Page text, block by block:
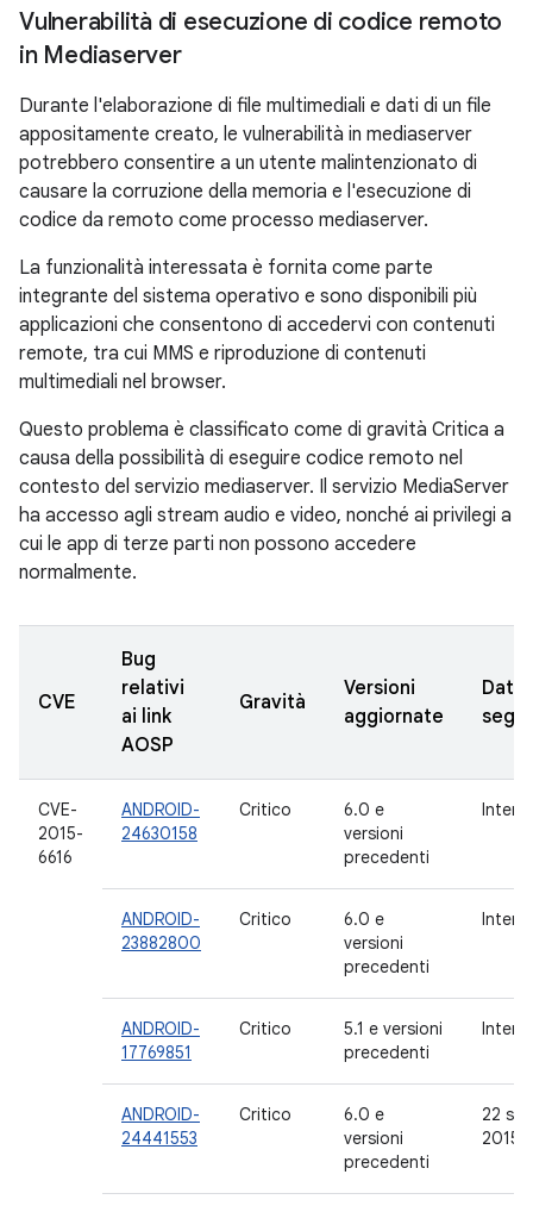
Vulnerabilità di esecuzione di codice remoto
in Mediaserver
Durante l'elaborazione di file multimediali e dati di un file
appositamente creato, le vulnerabilità in mediaserver
potrebbero consentire a un utente malintenzionato di
causare la corruzione della memoria e l'esecuzione di
codice da remoto come processo mediaserver.
La funzionalità interessata è fornita come parte
integrante del sistema operativo e sono disponibili più
applicazioni che consentono di accedervi con contenuti
remote, tra cui MMS e riproduzione di contenuti
multimediali nel browser.
Questo problema è classificato come di gravità Critica a
causa della possibilità di eseguire codice remoto nel
contesto del servizio mediaserver. Il servizio MediaServer
ha accesso agli stream audio e video, nonché ai privilegi a
cui le app di terze parti non possono accedere
normalmente.
CVE
Bug
relativi
ai link
AOSP
Gravità
Versioni
aggiornate
Data
CVE-
2015-
6616
ANDROID-
24630158
Critico
6.0 e
versioni
precedenti
ANDROID-
23882800
Critico
6.0 e
versioni
precedenti
ANDROID-
17769851
Critico
5.1 e versioni
precedenti
ANDROID-
24441553
Critico
6.0 e
versioni
precedenti
22
2015